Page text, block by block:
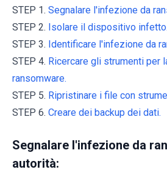
STEP 1. Segnalare l'infezione da
STEP 2. Isolare il dispositivo infetto.
STEP 3. Identificare l'infezione da
STEP 4. Ricercare gli strumenti per
ransomware.
STEP 5. Ripristinare i file con
STEP 6. Creare dei backup dei dati.
Segnalare l'infezione da
autorità: